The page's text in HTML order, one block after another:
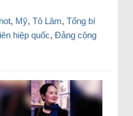
hot, Mỹ, Tô Lâm, Tổng bí
hiệp quốc, Đảng cộng